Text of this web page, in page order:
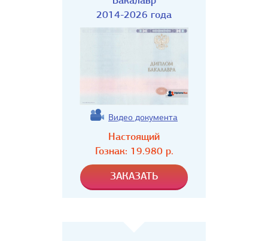
2014-2026 года
Видео документа
Настоящий
Гознак: 19.980р.